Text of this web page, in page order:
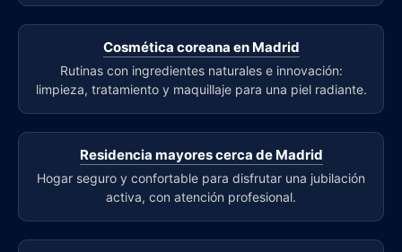
Cosmética coreana en Madrid
Rutinas con ingredientes naturales e innovación:
limpieza, tratamiento y maquillaje para una piel radiante.
Residencia mayores cerca de Madrid
Hogar seguro y confortable para disfrutar una jubilación
activa, con atención profesional.